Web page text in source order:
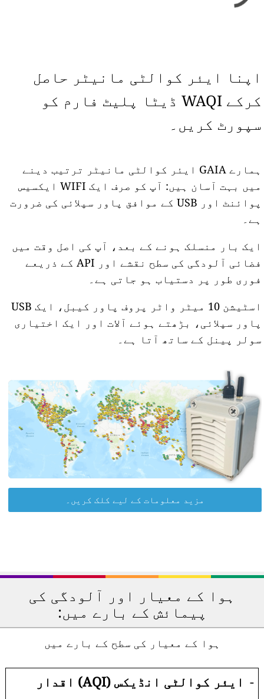
اپنا ایئر کوالٹی مانیٹر حاصل
کرکے WAQI ڈیٹا پلیٹ فارم کو
سپورٹ کریں۔
ہمارے GAIA ایئر کوالٹی مانیٹر ترتیب دینے
میں بہت آسان ہیں: آپ کو صرف ایک WIFI ایکسیس
پوائنٹ اور USB کے موافق پاور سپلائی کی ضرورت
ہے۔
ایک بار منسلک ہونے کے بعد، آپ کی اصل وقت میں
فضائی آلودگی کی سطح نقشے اور API کے ذریعے
فوری طور پر دستیاب ہو جاتی ہے۔
اسٹیشن 10 میٹر واٹر پروف پاور کیبل، ایک USB
پاور سپلائی، بڑھتے ہوئے آلات اور ایک اختیاری
سولر پینل کے ساتھ آتا ہے۔
مزید معلومات کے لیے کلک کریں۔
ہوا کے معیار اور آلودگی کی
پیمائش کے بارے میں:
ہوا کے معیار کی سطح کے بارے میں
- ایئر کوالٹی انڈیکس (AQI) اقدار